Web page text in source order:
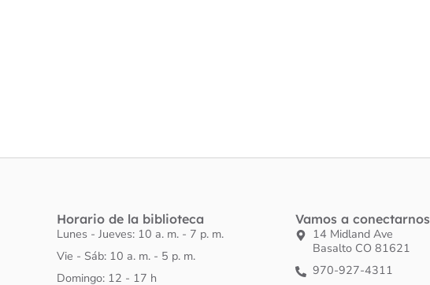
Horario de la biblioteca
Lunes - Jueves: 10 a. m. - 7 p. m.
Vie - Sáb: 10 a. m. - 5 p. m.
Domingo: 12 - 17 h
Vamos a conectarnos
14 Midland Ave
Basalto CO 81621
970-927-4311